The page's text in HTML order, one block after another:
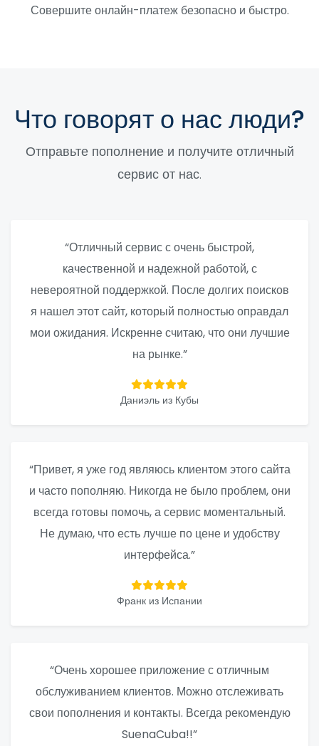
Совершите онлайн-платеж безопасно и быстро.
Что говорят о нас люди?
Отправьте пополнение и получите отличный
сервис от нас.
“Отличный сервис с очень быстрой,
качественной и надежной работой, с
невероятной поддержкой. После долгих поисков
я нашел этот сайт, который полностью оправдал
мои ожидания. Искренне считаю, что они лучшие
на рынке.”
Даниэль из Кубы
“Привет, я уже год являюсь клиентом этого сайта
и часто пополняю. Никогда не было проблем, они
всегда готовы помочь, а сервис моментальный.
Не думаю, что есть лучше по цене и удобству
интерфейса.”
Франк из Испании
“Очень хорошее приложение с отличным
обслуживанием клиентов. Можно отслеживать
свои пополнения и контакты. Всегда рекомендую
SuenaCuba!!”